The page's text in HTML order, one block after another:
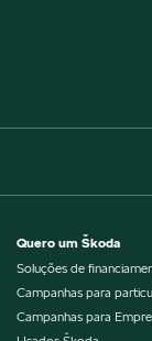
Quero um Škoda
Soluções de
Campanhas para
Campanhas para